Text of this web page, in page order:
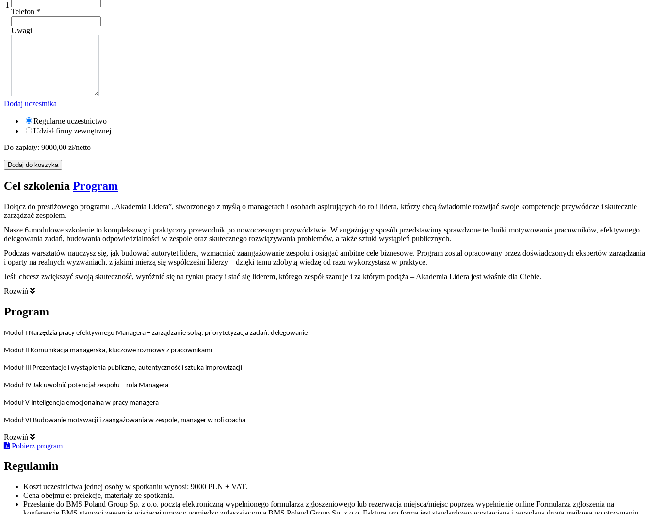
1
Telefon *
Uwagi
Dodaj uczestnika
Regularne uczestnictwo
Udział firmy zewnętrznej
Do zapłaty: 9000,00 zł/netto
Dodaj do koszyka
Cel szkolenia Program
Dołącz do prestiżowego programu „Akademia Lidera”, stworzonego z myślą o managerach i osobach aspirujących do roli lidera, którzy chcą świadomie rozwijać swoje kompetencje przywódcze i skutecznie
zarządzać zespołem.
Nasze 6-modułowe szkolenie to kompleksowy i praktyczny przewodnik po nowoczesnym przywództwie. W angażujący sposób przedstawimy sprawdzone techniki motywowania pracowników, efektywnego
delegowania zadań, budowania odpowiedzialności w zespole oraz skutecznego rozwiązywania problemów, a także sztuki wystąpień publicznych.
Podczas warsztatów nauczysz się, jak budować autorytet lidera, wzmacniać zaangażowanie zespołu i osiągać ambitne cele biznesowe. Program został opracowany przez doświadczonych ekspertów zarządzania
i oparty na realnych wyzwaniach, z jakimi mierzą się współcześni liderzy – dzięki temu zdobytą wiedzę od razu wykorzystasz w praktyce.
Jeśli chcesz zwiększyć swoją skuteczność, wyróżnić się na rynku pracy i stać się liderem, którego zespół szanuje i za którym podąża – Akademia Lidera jest właśnie dla Ciebie.
Rozwiń
Program
Moduł I Narzędzia pracy efektywnego Managera – zarządzanie sobą, priorytetyzacja zadań, delegowanie
Moduł II Komunikacja managerska, kluczowe rozmowy z pracownikami
Moduł III Prezentacje i wystąpienia publiczne, autentyczność i sztuka improwizacji
Moduł IV Jak uwolnić potencjał zespołu – rola Managera
Moduł V Inteligencja emocjonalna w pracy managera
Moduł VI Budowanie motywacji i zaangażowania w zespole, manager w roli coacha
Rozwiń
Pobierz program
Regulamin
Koszt uczestnictwa jednej osoby w spotkaniu wynosi: 9000 PLN + VAT.
Cena obejmuje: prelekcje, materiały ze spotkania.
Przesłanie do BMS Poland Group Sp. z o.o. pocztą elektroniczną wypełnionego formularza zgłoszeniowego lub rezerwacja miejsca/miejsc poprzez wypełnienie online Formularza zgłoszenia na